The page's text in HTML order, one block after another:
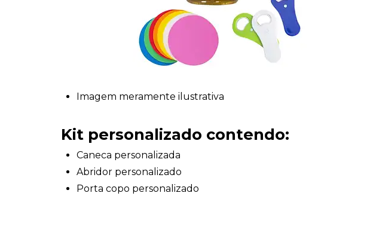
Imagem meramente ilustrativa
Kit personalizado contendo:
Caneca personalizada
Abridor personalizado
Porta copo personalizado